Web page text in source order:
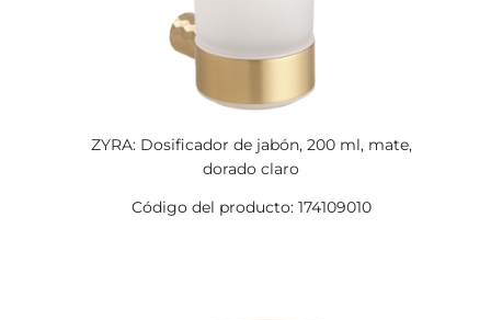
ZYRA: Dosificador de jabón, 200 ml, mate,
dorado claro
Código del producto: 174109010